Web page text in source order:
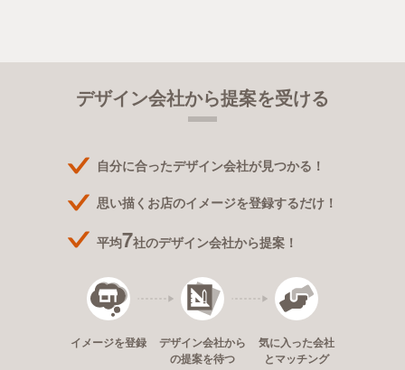
デザイン会社から提案を受ける
自分に合ったデザイン会社が見つかる！
思い描くお店のイメージを登録するだけ！
平均7社のデザイン会社から提案！
イメージを登録
デザイン会社から
の提案を待つ
気に入った会社
とマッチング